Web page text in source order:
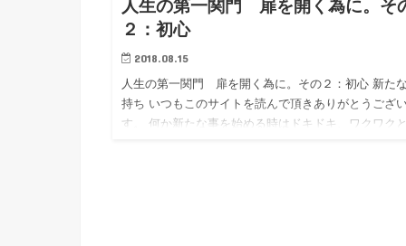
人生の第一関門 扉を開く為に。そ
２：初心
2018.08.15
人生の第一関門 扉を開く為に。その２：初心 新た
持ち いつもこのサイトを読んで頂きありがとうござ
す。 何か新たな事を始める時はドキドキ、ワクワク